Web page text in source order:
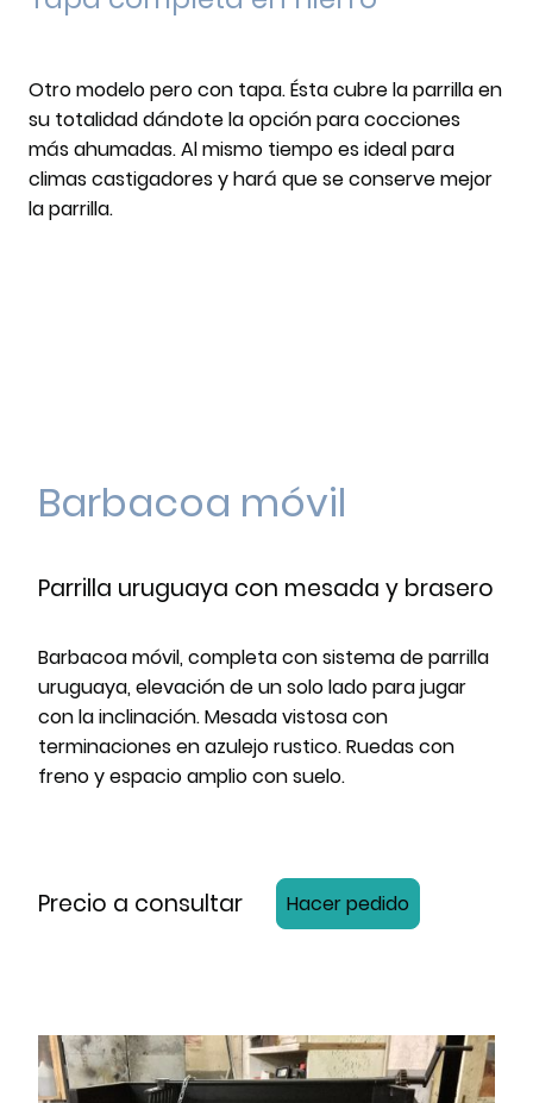
Otro modelo pero con tapa. Ésta cubre la parrilla en
su totalidad dándote la opción para cocciones
más ahumadas. Al mismo tiempo es ideal para
climas castigadores y hará que se conserve mejor
la parrilla.
Barbacoa móvil
Parrilla uruguaya con mesada y brasero
Barbacoa móvil, completa con sistema de parrilla
uruguaya, elevación de un solo lado para jugar
con la inclinación. Mesada vistosa con
terminaciones en azulejo rustico. Ruedas con
freno y espacio amplio con suelo.
Precio a consultar Hacer pedido